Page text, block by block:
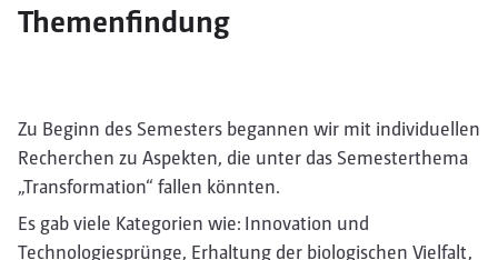
Themenfindung
Zu Beginn des Semesters begannen wir mit individuellen
Recherchen zu Aspekten, die unter das Semesterthema
„Transformation“ fallen könnten.
Es gab viele Kategorien wie: Innovation und
Technologiesprünge, Erhaltung der biologischen Vielfalt,